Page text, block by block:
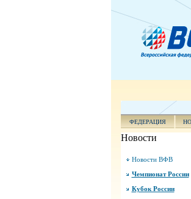
ФЕДЕРАЦИЯ
Новости
Новости ВФВ
Чемпионат России
Кубок России